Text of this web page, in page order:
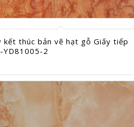
kết thúc bản vẽ hạt gỗ Giấy tiếp
YD81005-2